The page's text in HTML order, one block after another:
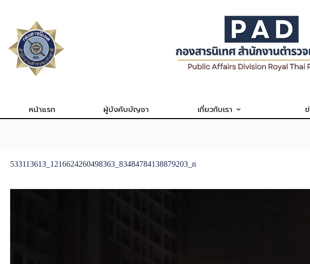
content
หน้าแรก ผู้บังคับบัญชา เกี่ยวกับเรา
533113613_1216624260498363_83484784138879203_n